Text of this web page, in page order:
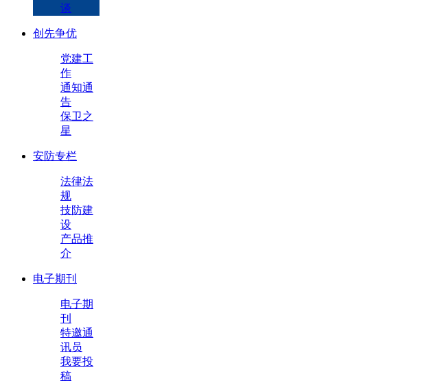
谈
创先争优
党建工
作
通知通
告
保卫之
星
安防专栏
法律法
规
技防建
设
产品推
介
电子期刊
电子期
刊
特邀通
讯员
我要投
稿